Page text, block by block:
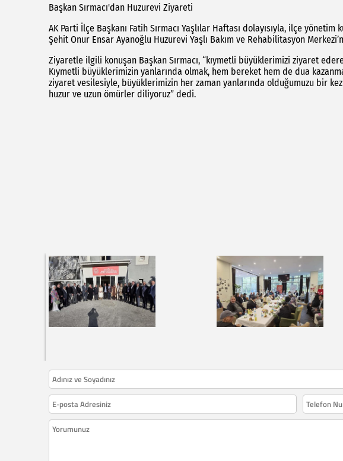
Başkan Sırmacı'dan Huzurevi Ziyareti
AK Parti İlçe Başkanı Fatih Sırmacı Yaşlılar Haftası dolayısıyla, ilçe
Şehit Onur Ensar Ayanoğlu Huzurevi Yaşlı Bakım ve Rehabilitasyon
Ziyaretle ilgili konuşan Başkan Sırmacı, “kıymetli büyüklerimizi ziyaret
Kıymetli büyüklerimizin yanlarında olmak, hem bereket hem de dua
ziyaret vesilesiyle, büyüklerimizin her zaman yanlarında olduğumuzu bir
huzur ve uzun ömürler diliyoruz” dedi.